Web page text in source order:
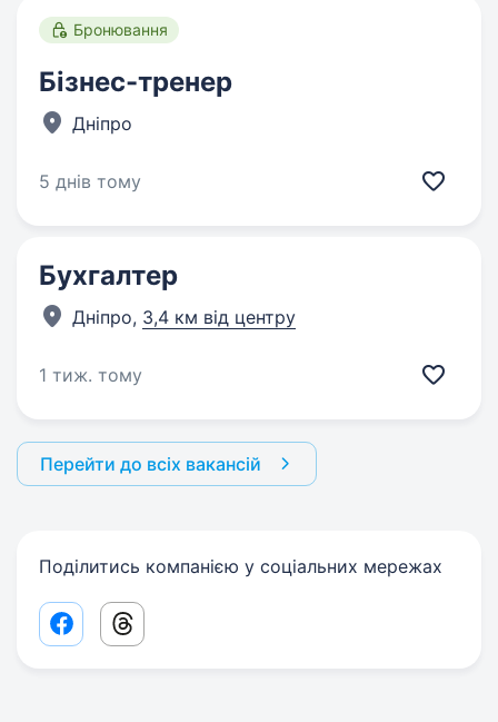
Бронювання
Бізнес-тренер
Дніпро
5 днів тому
Бухгалтер
Дніпро, 3,4 км від центру
1 тиж. тому
Перейти до всіх вакансій
Поділитись компанією у соціальних мережах
Facebook share link
Threads share link